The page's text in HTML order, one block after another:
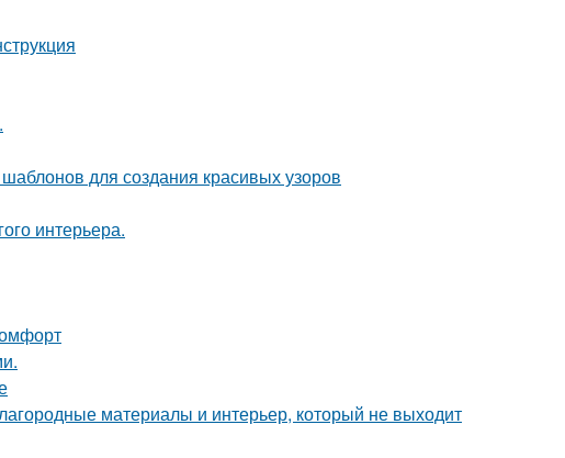
для создания красивых узоров
интерьера.
материалы и интерьер, который не выходит